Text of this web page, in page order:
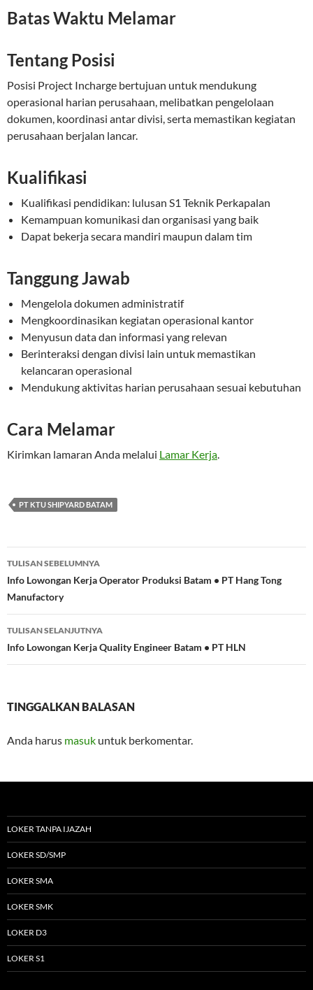
Batas Waktu Melamar
Tentang Posisi
Posisi Project Incharge bertujuan untuk mendukung
operasional harian perusahaan, melibatkan pengelolaan
dokumen, koordinasi antar divisi, serta memastikan kegiatan
perusahaan berjalan lancar.
Kualifikasi
Kualifikasi pendidikan: lulusan S1 Teknik Perkapalan
Kemampuan komunikasi dan organisasi yang baik
Dapat bekerja secara mandiri maupun dalam tim
Tanggung Jawab
Mengelola dokumen administratif
Mengkoordinasikan kegiatan operasional kantor
Menyusun data dan informasi yang relevan
Berinteraksi dengan divisi lain untuk memastikan
kelancaran operasional
Mendukung aktivitas harian perusahaan sesuai kebutuhan
Cara Melamar
Kirimkan lamaran Anda melalui Lamar Kerja.
PT KTU SHIPYARD BATAM
Navigasi
Tulisan
TULISAN SEBELUMNYA
Info Lowongan Kerja Operator Produksi Batam • PT Hang Tong
Manufactory
TULISAN SELANJUTNYA
Info Lowongan Kerja Quality Engineer Batam • PT HLN
TINGGALKAN BALASAN
Anda harus masuk untuk berkomentar.
LOKER TANPA IJAZAH
LOKER SD/SMP
LOKER SMA
LOKER SMK
LOKER D3
LOKER S1